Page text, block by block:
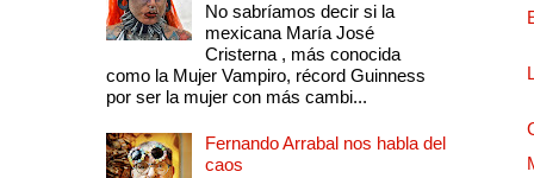
No sabríamos decir si la
mexicana María José
Cristerna , más conocida
como la Mujer Vampiro, récord Guinness
por ser la mujer con más cambi...
Fernando Arrabal nos habla del
caos